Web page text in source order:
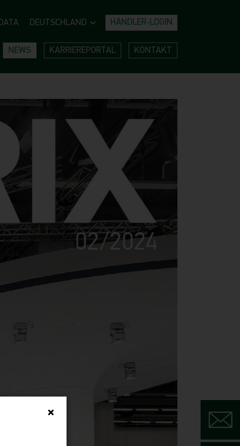
DEUTSCHLAND HÄNDLER-LOGIN
NEWS KARRIEREPORTAL KONTAKT